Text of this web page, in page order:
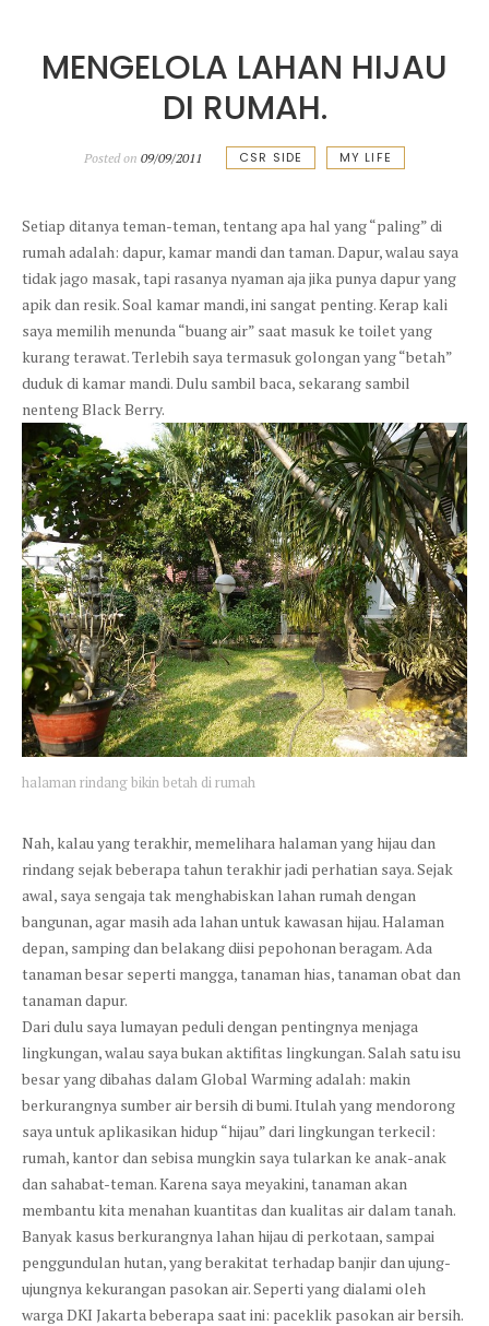
MENGELOLA LAHAN HIJAU
DI RUMAH.
Posted on09/09/2011 CSR SIDE MY LIFE
Setiap ditanya teman-teman, tentang apa hal yang “paling” di
rumah adalah: dapur, kamar mandi dan taman. Dapur, walau saya
tidak jago masak, tapi rasanya nyaman aja jika punya dapur yang
apik dan resik. Soal kamar mandi, ini sangat penting. Kerap kali
saya memilih menunda “buang air” saat masuk ke toilet yang
kurang terawat. Terlebih saya termasuk golongan yang “betah”
duduk di kamar mandi. Dulu sambil baca, sekarang sambil
nenteng Black Berry.
halaman rindang bikin betah di rumah
Nah, kalau yang terakhir, memelihara halaman yang hijau dan
rindang sejak beberapa tahun terakhir jadi perhatian saya. Sejak
awal, saya sengaja tak menghabiskan lahan rumah dengan
bangunan, agar masih ada lahan untuk kawasan hijau. Halaman
depan, samping dan belakang diisi pepohonan beragam. Ada
tanaman besar seperti mangga, tanaman hias, tanaman obat dan
tanaman dapur.
Dari dulu saya lumayan peduli dengan pentingnya menjaga
lingkungan, walau saya bukan aktifitas lingkungan. Salah satu isu
besar yang dibahas dalam Global Warming adalah: makin
berkurangnya sumber air bersih di bumi. Itulah yang mendorong
saya untuk aplikasikan hidup “hijau” dari lingkungan terkecil:
rumah, kantor dan sebisa mungkin saya tularkan ke anak-anak
dan sahabat-teman. Karena saya meyakini, tanaman akan
membantu kita menahan kuantitas dan kualitas air dalam tanah.
Banyak kasus berkurangnya lahan hijau di perkotaan, sampai
penggundulan hutan, yang berakitat terhadap banjir dan ujung-
ujungnya kekurangan pasokan air. Seperti yang dialami oleh
warga DKI Jakarta beberapa saat ini: paceklik pasokan air bersih.